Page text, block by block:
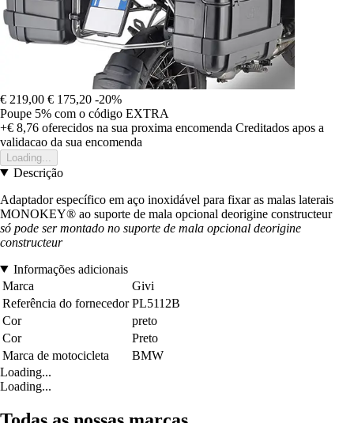
€ 219,00 € 175,20 -20%
Poupe 5% com o código EXTRA
+€ 8,76 oferecidos na sua proxima encomenda Creditados apos a
validacao da sua encomenda
Loading...
Descrição
Adaptador específico em aço inoxidável para fixar as malas laterais
MONOKEY® ao suporte de mala opcional deorigine constructeur
só pode ser montado no suporte de mala opcional deorigine
constructeur
Informações adicionais
Marca
Givi
Referência do fornecedor PL5112B
Cor
preto
Cor
Preto
Marca de motocicleta
BMW
Loading...
Loading...